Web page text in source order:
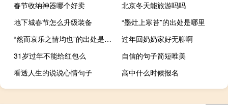
春节收纳神器哪个好卖
北京冬天能旅游吗吗
地下城春节怎么升级装备
“墨灶上寒苔”的出处是哪里
“然而哀乐之情均也”的出处是哪里
过年回奶奶家好无聊啊
31岁过年不能给红包么
自信的句子简短唯美
看透人生的说说心情句子
高中什么时候报名